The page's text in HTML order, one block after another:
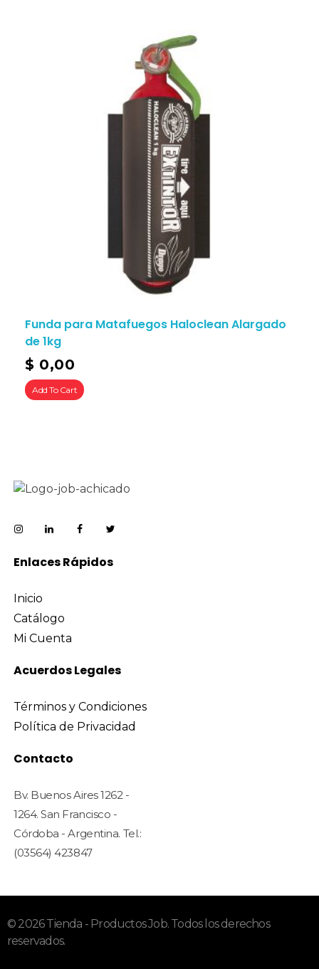
Funda para Matafuegos Haloclean Alargado
de 1kg
$ 0,00
Add To Cart
Enlaces Rápidos
Inicio
Catálogo
Mi Cuenta
Acuerdos Legales
Términos y Condiciones
Política de Privacidad
Contacto
Bv. Buenos Aires 1262 -
1264. San Francisco -
Córdoba - Argentina. Tel.:
(03564) 423847
© 2026 Tienda - Productos Job. Todos los derechos
reservados.